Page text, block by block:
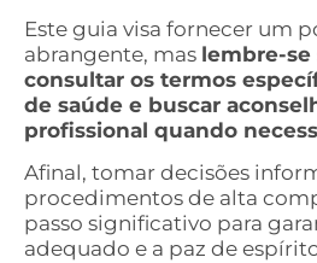
Este guia visa fornecer um
abrangente, mas lembre-
consultar os termos
de saúde e buscar
profissional quando
Afinal, tomar decisões
procedimentos de alta
passo significativo para
adequado e a paz de